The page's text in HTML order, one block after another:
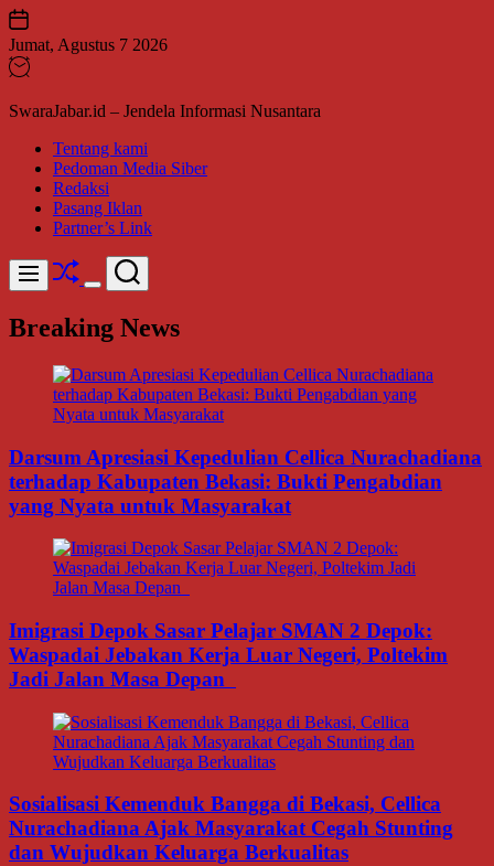
Skip
to
content
Jumat, Agustus 7 2026
SwaraJabar.id – Jendela Informasi Nusantara
Tentang kami
Pedoman Media Siber
Redaksi
Pasang Iklan
Partner’s Link
Menu Shuffle
Switch
mode
Search
Breaking News
Darsum Apresiasi Kepedulian Cellica Nurachadiana
terhadap Kabupaten Bekasi: Bukti Pengabdian
yang Nyata untuk Masyarakat
Imigrasi Depok Sasar Pelajar SMAN 2 Depok:
Waspadai Jebakan Kerja Luar Negeri, Poltekim
Jadi Jalan Masa Depan
Sosialisasi Kemenduk Bangga di Bekasi, Cellica
Nurachadiana Ajak Masyarakat Cegah Stunting
dan Wujudkan Keluarga Berkualitas